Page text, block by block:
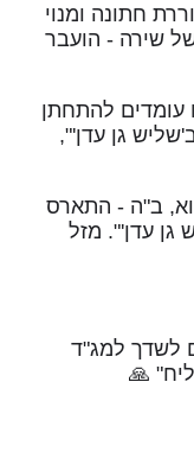
חתונה ומנוי
שירה - הועבר
עומדים להתחתן
גן עדן'",
ב"ה - התארס
עדן'". מזל
לשדך למג"ד
🙏